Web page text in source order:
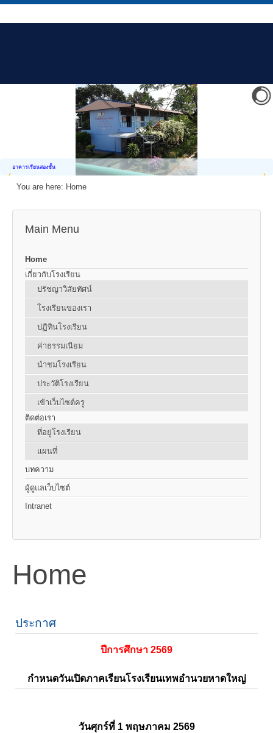
อาคารเรียนสองชั้น
You are here: Home
Main Menu
Home
เกี่ยวกับโรงเรียน
ปรัชญาวิสัยทัศน์
โรงเรียนของเรา
ปฏิทินโรงเรียน
ค่าธรรมเนียม
นำชมโรงเรียน
ประวัติโรงเรียน
เข้าเว็บไซต์ครู
ติดต่อเรา
ที่อยู่โรงเรียน
แผนที่
บทความ
ผู้ดูแลเว็บไซต์
Intranet
Home
ประกาศ
ปีการศึกษา 2569
กำหนดวันเปิดภาคเรียนโรงเรียนเทพอำนวยหาดใหญ่
วันศุกร์ที่ 1 พฤษภาคม 2569